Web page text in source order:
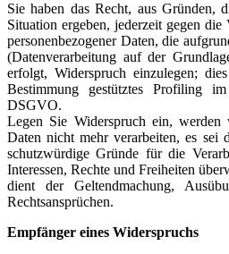
Sie haben das Recht, aus Gründen,
Situation ergeben, jederzeit gegen
personenbezogener Daten, die
(Datenverarbeitung auf der
erfolgt, Widerspruch einzulegen;
Bestimmung gestütztes
DSGVO.
Legen Sie Widerspruch ein, werden
Daten nicht mehr verarbeiten, es sei
schutzwürdige Gründe für die
Interessen, Rechte und Freiheiten
dient der Geltendmachung,
Rechtsansprüchen.
Empfänger eines Widerspruchs